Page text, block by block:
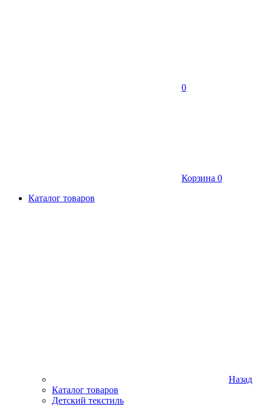
0
Корзина 0
Каталог товаров
Назад
Каталог товаров
Детский текстиль